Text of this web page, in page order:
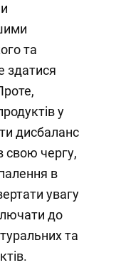
та
здатися
у
дисбаланс
свою чергу,
в
увагу
до
та